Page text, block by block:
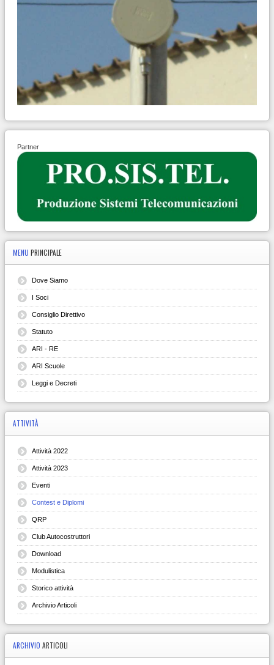
Partner
MENU PRINCIPALE
Dove Siamo
I Soci
Consiglio Direttivo
Statuto
ARI - RE
ARI Scuole
Leggi e Decreti
ATTIVITÀ
Attività 2022
Attività 2023
Eventi
Contest e Diplomi
QRP
Club Autocostruttori
Download
Modulistica
Storico attività
Archivio Articoli
ARCHIVIO ARTICOLI